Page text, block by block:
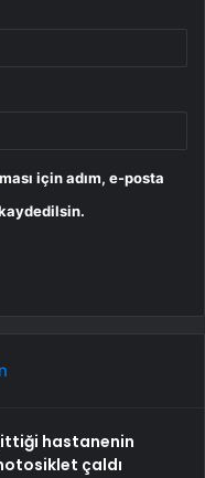
için adım, e-posta
hastanenin
çaldı